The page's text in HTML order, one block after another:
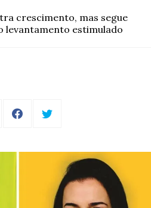
crescimento, mas segue
levantamento estimulado